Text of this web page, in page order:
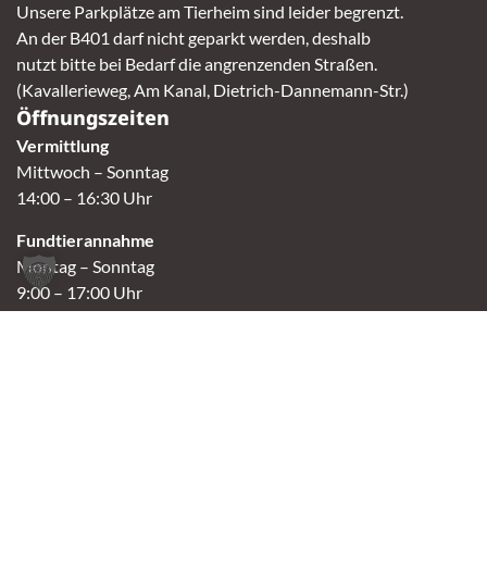
Unsere Parkplätze am Tierheim sind leider begrenzt.
An der B401 darf nicht geparkt werden, deshalb
nutzt bitte bei Bedarf die angrenzenden Straßen.
(Kavallerieweg, Am Kanal, Dietrich-Dannemann-Str.)
Öffnungszeiten
Vermittlung
Mittwoch – Sonntag
14:00 – 16:30 Uhr
Fundtierannahme
Montag – Sonntag
9:00 – 17:00 Uhr